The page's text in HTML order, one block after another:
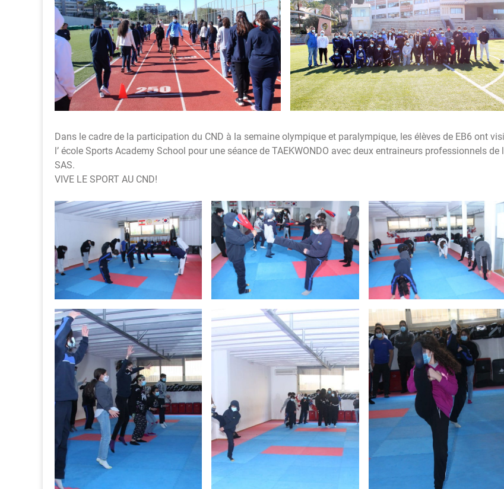
Dans le cadre de la participation du CND à la semaine olympique et paralympique, les élèves de EB6 ont
l’ école Sports Academy School pour une séance de TAEKWONDO avec deux entraineurs professionnels de
SAS.
VIVE LE SPORT AU CND!